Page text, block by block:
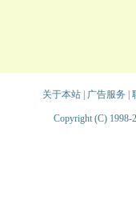
关于本站| 广告服务
Copyright (C) 1998-